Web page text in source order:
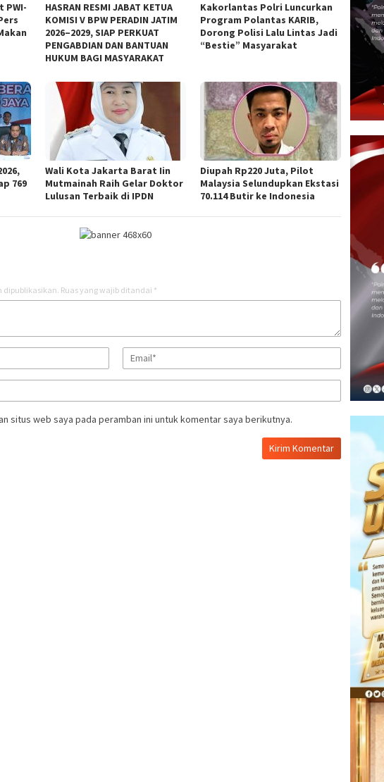
PWI-
HASRAN RESMI JABAT KETUA
KOMISI V BPW PERADIN JATIM
2026–2029, SIAP PERKUAT
PENGABDIAN DAN BANTUAN
HUKUM BAGI MASYARAKAT
Kakorlantas Polri Luncurkan
Program Polantas KARIB,
Dorong Polisi Lalu Lintas Jadi
“Bestie” Masyarakat
769
Wali Kota Jakarta Barat Iin
Mutmainah Raih Gelar Doktor
Lulusan Terbaik di IPDN
Diupah Rp220 Juta, Pilot
Malaysia Selundupkan Ekstasi
70.114 Butir ke Indonesia
dipublikasikan. Ruas yang wajib ditandai *
situs web saya pada peramban ini untuk komentar saya berikutnya.